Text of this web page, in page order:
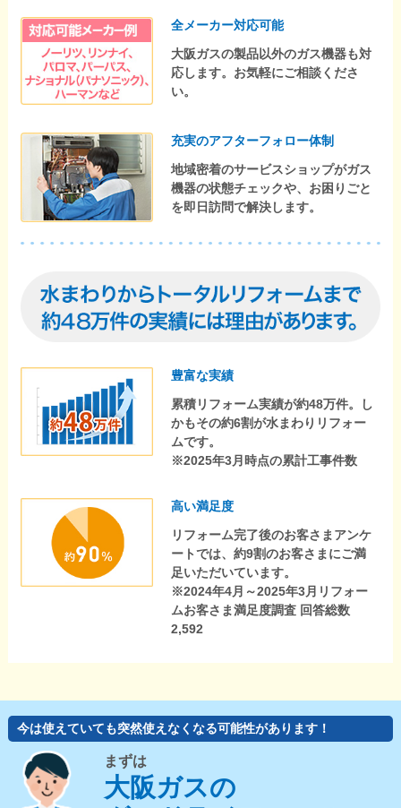
全メーカー対応可能
大阪ガスの製品以外のガス機器も対
応します。お気軽にご相談くださ
い。
充実のアフターフォロー体制
地域密着のサービスショップがガス
機器の状態チェックや、お困りごと
を即日訪問で解決します。
豊富な実績
累積リフォーム実績が約48万件。し
かもその約6割が水まわりリフォー
ムです。
※2025年3月時点の累計工事件数
高い満足度
リフォーム完了後のお客さまアンケ
ートでは、約9割のお客さまにご満
足いただいています。
※2024年4月～2025年3月リフォー
ムお客さま満足度調査 回答総数
2,592
今は使えていても突然使えなくなる可能性があります！
まずは
大阪ガスの